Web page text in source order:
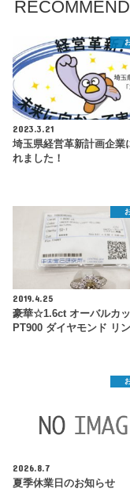
RECOMMEND
2023.3.21
埼玉県経営革新計画企業
れました！
2019.4.25
豪華☆1.6ct オーバルカ
PT900 ダイヤモンド リ
2026.8.7
夏季休業日のお知らせ